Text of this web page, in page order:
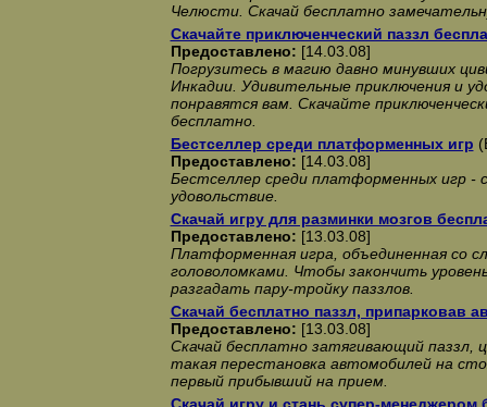
Челюсти. Скачай бесплатно
Скачайте приключенческий паззл
Предоставлено: [14.03.08]
Погрузитесь в магию давно минувших
Инкадии. Удивительные приключения и
понравятся вам. Скачайте
бесплатно.
Бестселлер среди платформенных игр
Предоставлено: [14.03.08]
Бестселлер среди платформенных игр -
удовольствие.
Скачай игру для разминки мозгов
Предоставлено: [13.03.08]
Платформенная игра, объединенная со
головоломками. Чтобы закончить
разгадать пару-тройку паззлов.
Скачай бесплатно паззл, припарковав
Предоставлено: [13.03.08]
Скачай бесплатно затягивающий паззл,
такая перестановка автомобилей на
первый прибывший на прием.